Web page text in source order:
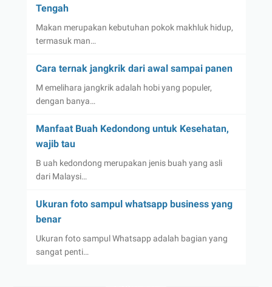
Tengah
Makan merupakan kebutuhan pokok makhluk hidup,
termasuk man…
Cara ternak jangkrik dari awal sampai panen
M emelihara jangkrik adalah hobi yang populer,
dengan banya…
Manfaat Buah Kedondong untuk Kesehatan,
wajib tau
B uah kedondong merupakan jenis buah yang asli
dari Malaysi…
Ukuran foto sampul whatsapp business yang
benar
Ukuran foto sampul Whatsapp adalah bagian yang
sangat penti…